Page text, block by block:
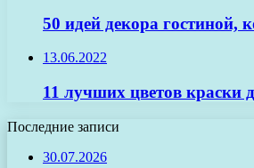
50 идей декора гостиной,
13.06.2022
11 лучших цветов краски
Последние записи
30.07.2026